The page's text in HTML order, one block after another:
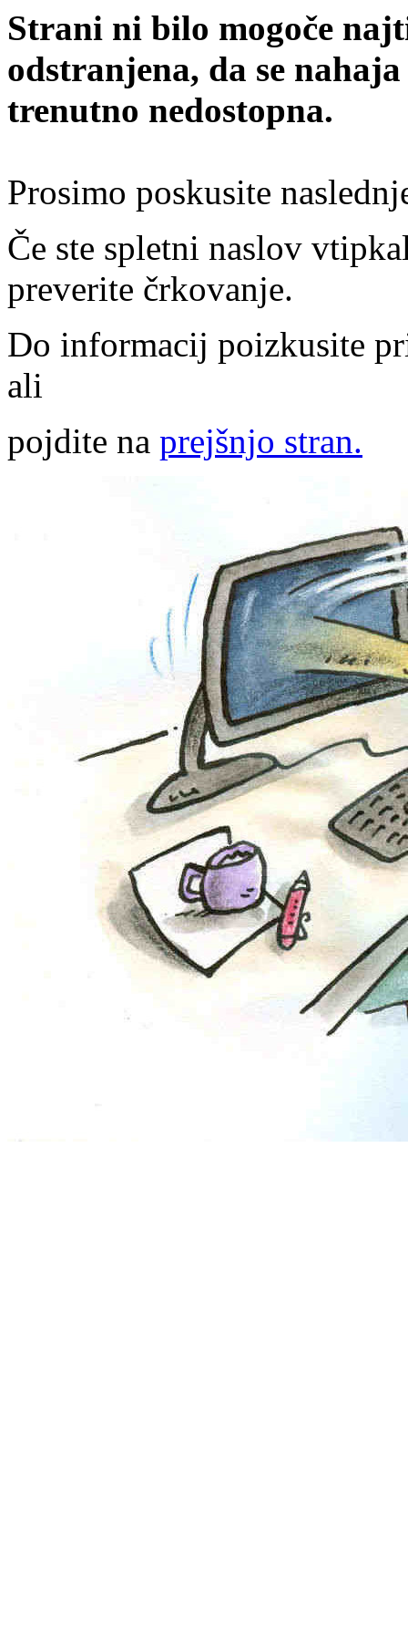
Strani ni bilo mogoče
odstranjena, da se
trenutno nedostopna.
Prosimo poskusite
Če ste spletni naslov
preverite črkovanje.
Do informacij poizkusite
ali
pojdite na prejšnjo stran.